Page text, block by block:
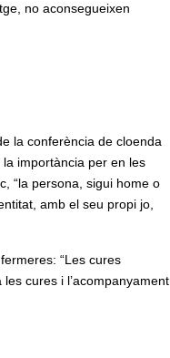
no aconsegueixen
la conferència de cloenda
importància per en les
“la persona, sigui home o
amb el seu propi jo,
“Les cures
cures i l’acompanyament